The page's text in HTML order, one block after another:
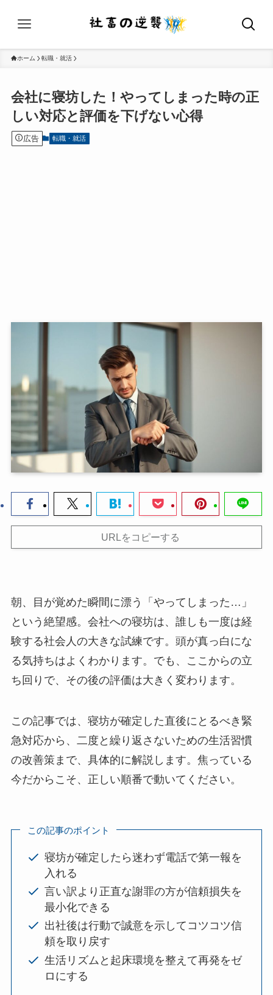
ホーム 転職・就活
会社に寝坊した！やってしまった時の正
しい対応と評価を下げない心得
広告 転職・就活
URLをコピーする
朝、目が覚めた瞬間に漂う「やってしまった…」
という絶望感。会社への寝坊は、誰しも一度は経
験する社会人の大きな試練です。頭が真っ白にな
る気持ちはよくわかります。でも、ここからの立
ち回りで、その後の評価は大きく変わります。
この記事では、寝坊が確定した直後にとるべき緊
急対応から、二度と繰り返さないための生活習慣
の改善策まで、具体的に解説します。焦っている
今だからこそ、正しい順番で動いてください。
この記事のポイント
寝坊が確定したら迷わず電話で第一報を
入れる
言い訳より正直な謝罪の方が信頼損失を
最小化できる
出社後は行動で誠意を示してコツコツ信
頼を取り戻す
生活リズムと起床環境を整えて再発をゼ
ロにする